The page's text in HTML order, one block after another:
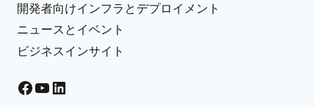
リ
ー
な
ア
開発者向けインフラとデプロイメント
ニュースとイベント
ビジネスインサイト
Facebook
YouTube
LinkedIn